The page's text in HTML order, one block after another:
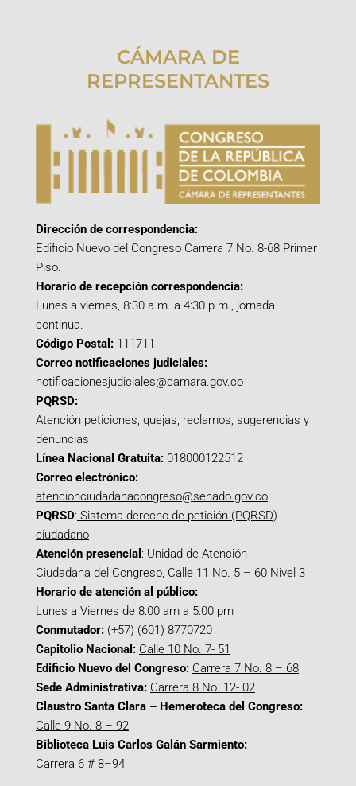
CÁMARA DE
REPRESENTANTES
Dirección de correspondencia:
Edificio Nuevo del Congreso Carrera 7 No. 8-68 Primer
Piso.
Horario de recepción correspondencia:
Lunes a viernes, 8:30 a.m. a 4:30 p.m., jornada
continua.
Código Postal: 111711
Correo notificaciones judiciales:
notificacionesjudiciales@camara.gov.co
PQRSD:
Atención peticiones, quejas, reclamos, sugerencias y
denuncias
Línea Nacional Gratuita: 018000122512
Correo electrónico:
atencionciudadanacongreso@senado.gov.co
PQRSD: Sistema derecho de petición (PQRSD)
ciudadano
Atención presencial : Unidad de Atención
Ciudadana del Congreso, Calle 11 No. 5 – 60 Nivel 3
Horario de atención al público:
Lunes a Viernes de 8:00 am a 5:00 pm
Conmutador: (+57) (601) 8770720
Capitolio Nacional: Calle 10 No. 7- 51
Edificio Nuevo del Congreso: Carrera 7 No. 8 – 68
Sede Administrativa: Carrera 8 No. 12- 02
Claustro Santa Clara – Hemeroteca del Congreso:
Calle 9 No. 8 – 92
Biblioteca Luis Carlos Galán Sarmiento:
Carrera 6 # 8–94